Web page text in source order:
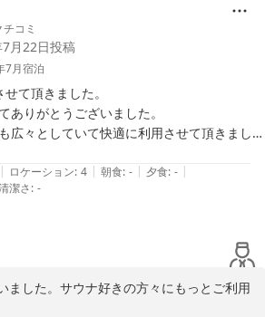
コミ
月22日投稿
7月宿泊
て頂きました。
ありがとうございました。
広々としていて快適に利用させて頂きまし
れているのでサウナ好きの我々には最高でし
れば利用したいと思います。
| ロケーション: 4 | 朝食: - | 夕食: - |
潔さ: -
ました。サウナ好きの方々にもっとご利用
すので、うれしいコメントです。機会が